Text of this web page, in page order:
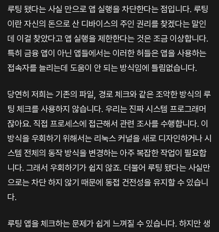
루팅 됐다는 사실 만으로 앱 실행을 차단한다는 점입니다. 루팅
이란 자신의 돈으로 산 디바이스의 주인 권리를 찾겠다는 말인
데 이걸 찾았다고 앱 실행을 제한한다는 것은 조금 이상합니다.
특히 금융 앱이 아닌 앱들에서는 이러한 허들은 앱을 사용하는
접속자를 늘리는데 도움이 안 되는 방식임에 틀림없습니다.
당연히 저희는 기존의 파일, 경로 체크와 같은 조악한 방식의 루
팅 체크를 사용하지 않습니다. 우리는 진짜 시스템 프로그래머
잖아요. 직접 프로세스에 접근해서 관련 조사를 수행합니다. 이
방식을 우회하기 위해서는 리눅스 커널을 새로 디자인하거나 시
스템 전체의 동작 방식을 변경하는 아주 복잡한 작업이 필요합
니다. 그래서 우회하기가 쉽지 않죠. 더불어 루팅 됐다는 사실만
으로는 차단 하지 않기 때문에 동접 건전성을 유지할 수 있습니
다.
루팅 앱을 체크하는 문제가 쉽게 느껴질 수 있습니다. 하지만 생